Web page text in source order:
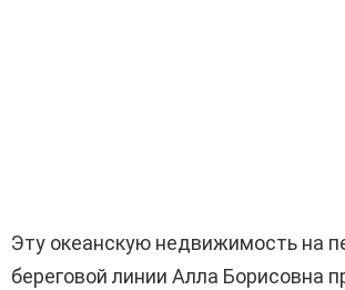
Эту океанскую недвижимость на
береговой линии Алла Борисовна